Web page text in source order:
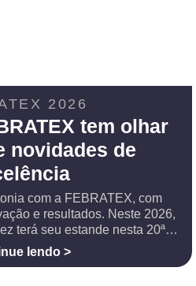
2026
tem olhar
novidades de
com a FEBRATEX, com
e resultados. Neste 2026,
terá seu estande nesta 20ª
presentes”, afirma o CEO e
lendo >